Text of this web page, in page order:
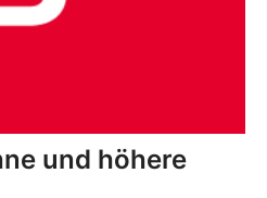
und höhere